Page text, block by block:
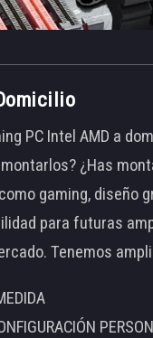
PC Intel AMD a
¿Has
gaming, diseño
para futuras
Tenemos